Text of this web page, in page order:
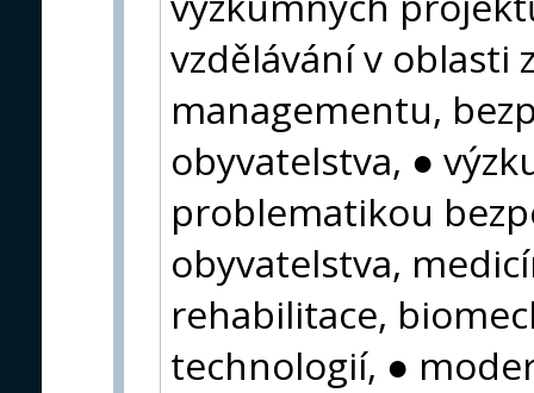
vzdělávání v oblasti
managementu,
obyvatelstva, ●
problematikou
obyvatelstva,
rehabilitace,
technologií, ●